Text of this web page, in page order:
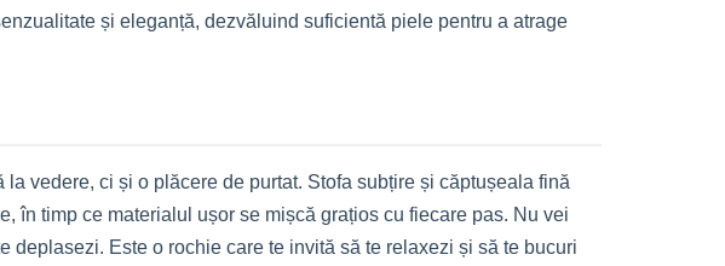
și eleganță, dezvăluind suficientă piele pentru a atrage
vedere, ci și o plăcere de purtat. Stofa subțire și căptușeala fină
în timp ce materialul ușor se mișcă grațios cu fiecare pas. Nu vei
Este o rochie care te invită să te relaxezi și să te bucuri